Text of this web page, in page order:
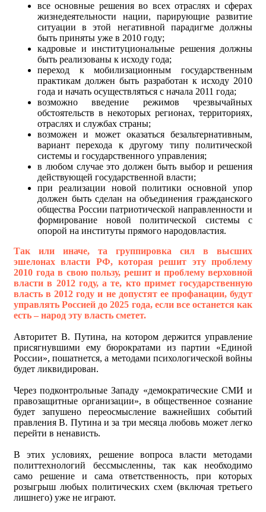
все основные решения во всех отраслях и сферах
жизнедеятельности нации, парирующие развитие
ситуации в этой негативной парадигме должны
быть приняты уже в 2010 году;
кадровые и институциональные решения должны
быть реализованы к исходу года;
переход к мобилизационным государственным
практикам должен быть разработан к исходу 2010
года и начать осуществляться с начала 2011 года;
возможно введение режимов чрезвычайных
обстоятельств в некоторых регионах, территориях,
отраслях и службах страны;
возможен и может оказаться безальтернативным,
вариант перехода к другому типу политической
системы и государственного управления;
в любом случае это должен быть выбор и решения
действующей государственной власти;
при реализации новой политики основной упор
должен быть сделан на объединения гражданского
общества России патриотической направленности и
формирование новой политической системы с
опорой на институты прямого народовластия.
Так или иначе, та группировка сил в высших
эшелонах власти РФ, которая решит эту проблему
2010 года в свою пользу, решит и проблему верховной
власти в 2012 году, а те, кто примет государственную
власть в 2012 году и не допустят ее профанации, будут
управлять Россией до 2025 года, если все останется как
есть – народ эту власть сметет.
Авторитет В. Путина, на котором держится управление
присягнувшими ему бюрократами из партии «Единой
России», пошатнется, а методами психологической войны
будет ликвидирован.
Через подконтрольные Западу «демократические СМИ и
правозащитные организации», в общественное сознание
будет запушено переосмысление важнейших событий
правления В. Путина и за три месяца любовь может легко
перейти в ненависть.
В этих условиях, решение вопроса власти методами
политтехнологий бессмысленны, так как необходимо
само решение и сама ответственность, при которых
розыгрыш любых политических схем (включая третьего
лишнего) уже не играют.